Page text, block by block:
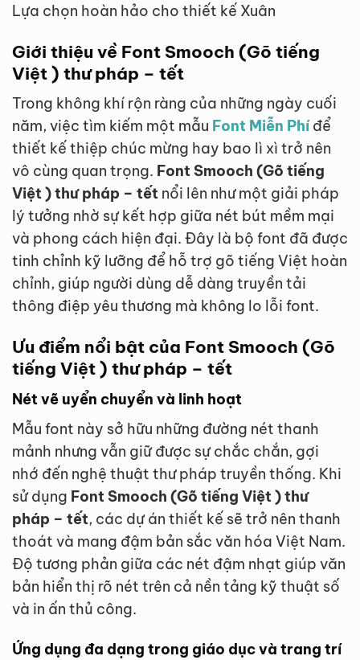
Lựa chọn hoàn hảo cho thiết kế Xuân
Giới thiệu về Font Smooch (Gõ tiếng
Việt ) thư pháp – tết
Trong không khí rộn ràng của những ngày cuối
năm, việc tìm kiếm một mẫu Font Miễn Phíđể
thiết kế thiệp chúc mừng hay bao lì xì trở nên
vô cùng quan trọng. Font Smooch (Gõ tiếng
Việt ) thư pháp – tết nổi lên như một giải pháp
lý tưởng nhờ sự kết hợp giữa nét bút mềm mại
và phong cách hiện đại. Đây là bộ font đã được
tinh chỉnh kỹ lưỡng để hỗ trợ gõ tiếng Việt hoàn
chỉnh, giúp người dùng dễ dàng truyền tải
thông điệp yêu thương mà không lo lỗi font.
Ưu điểm nổi bật của Font Smooch (Gõ
tiếng Việt ) thư pháp – tết
Nét vẽ uyển chuyển và linh hoạt
Mẫu font này sở hữu những đường nét thanh
mảnh nhưng vẫn giữ được sự chắc chắn, gợi
nhớ đến nghệ thuật thư pháp truyền thống. Khi
sử dụng Font Smooch (Gõ tiếng Việt ) thư
pháp – tết, các dự án thiết kế sẽ trở nên thanh
thoát và mang đậm bản sắc văn hóa Việt Nam.
Độ tương phản giữa các nét đậm nhạt giúp văn
bản hiển thị rõ nét trên cả nền tảng kỹ thuật số
và in ấn thủ công.
Ứng dụng đa dạng trong giáo dục và trang trí